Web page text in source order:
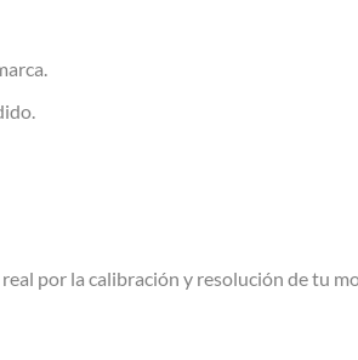
por la calibración y resolución de tu